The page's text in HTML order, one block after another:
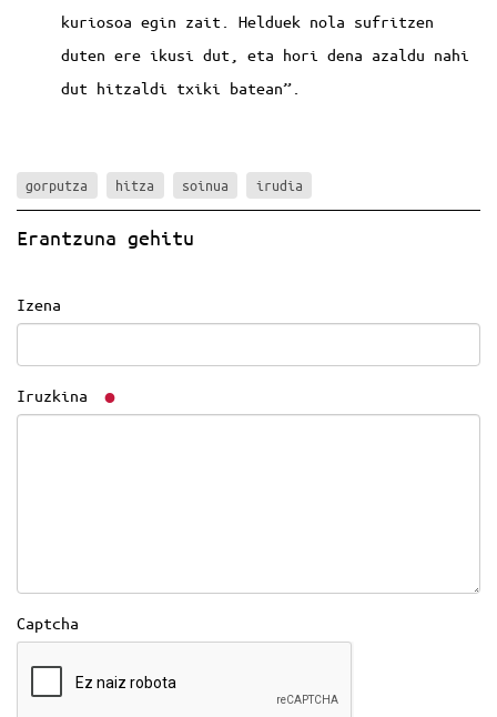
kuriosoa egin zait. Helduek nola sufritzen
duten ere ikusi dut, eta hori dena azaldu nahi
dut hitzaldi txiki batean”.
gorputza hitza soinua irudia
Erantzuna gehitu
Izena
Iruzkina
Captcha